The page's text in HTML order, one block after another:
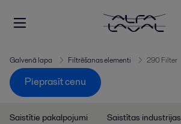
Galvenā lapa Filtrēšanas elementi 290 Filter
Pieprasīt cenu
Saistītie pakalpojumi Saistītas industrijas